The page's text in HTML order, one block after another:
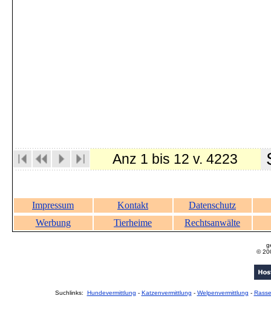
Anz 1 bis 12 v. 4223
Impressum Kontakt
Datenschutz
Werbung
Tierheime Rechtsanwälte
©
Suchlinks: Hundevermittlung - Katzenvermittlung - Welpenvermittlung -